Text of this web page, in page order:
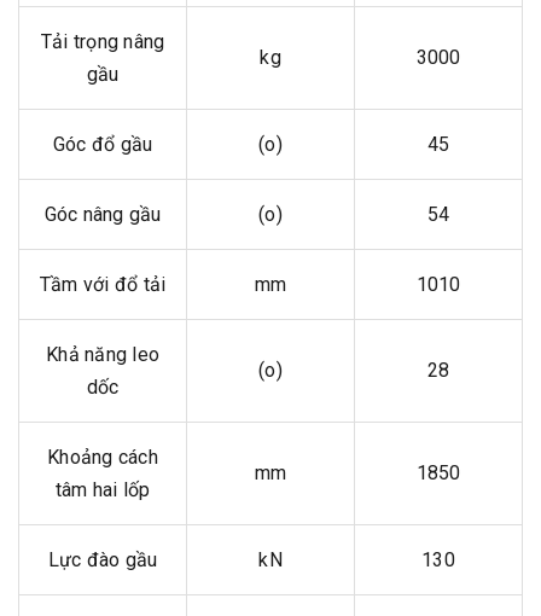
Tải trọng nâng
gầu
kg 3000
Góc đổ gầu (o) 45
Góc nâng gầu (o) 54
Tầm với đổ tải mm 1010
Khả năng leo
dốc
(o) 28
Khoảng cách
tâm hai lốp
mm 1850
Lực đào gầu kN 130